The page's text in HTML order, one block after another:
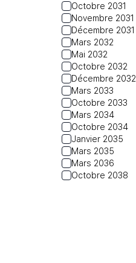
Octobre 2031
Novembre 2031
Décembre 2031
Mars 2032
Mai 2032
Octobre 2032
Décembre 2032
Mars 2033
Octobre 2033
Mars 2034
Octobre 2034
Janvier 2035
Mars 2035
Mars 2036
Octobre 2038